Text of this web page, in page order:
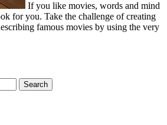
If you like movies, words and mind
for you. Take the challenge of creating
famous movies by using the very